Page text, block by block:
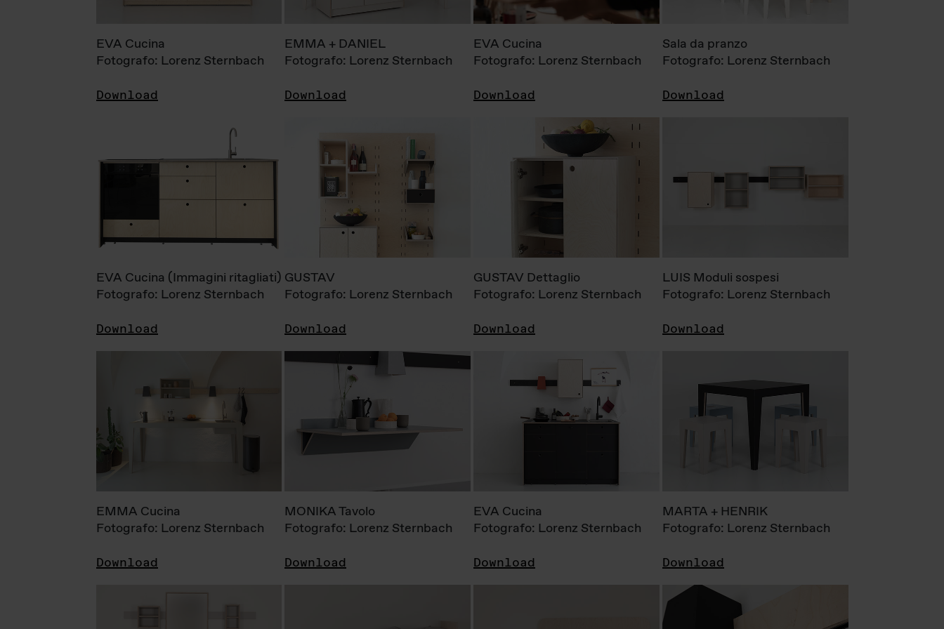
EVA Cucina
Fotografo: Lorenz Sternbach
Download
EMMA + DANIEL
Fotografo: Lorenz Sternbach
Download
EVA Cucina
Fotografo: Lorenz Sternbach
Download
Sala da pranzo
Fotografo: Lorenz Sternbach
Download
EVA Cucina (Immagini ritagliati)
Fotografo: Lorenz Sternbach
Download
GUSTAV
Fotografo: Lorenz Sternbach
Download
GUSTAV Dettaglio
Fotografo: Lorenz Sternbach
Download
LUIS Moduli sospesi
Fotografo: Lorenz Sternbach
Download
EMMA Cucina
Fotografo: Lorenz Sternbach
Download
MONIKA Tavolo
Fotografo: Lorenz Sternbach
Download
EVA Cucina
Fotografo: Lorenz Sternbach
Download
MARTA + HENRIK
Fotografo: Lorenz Sternbach
Download